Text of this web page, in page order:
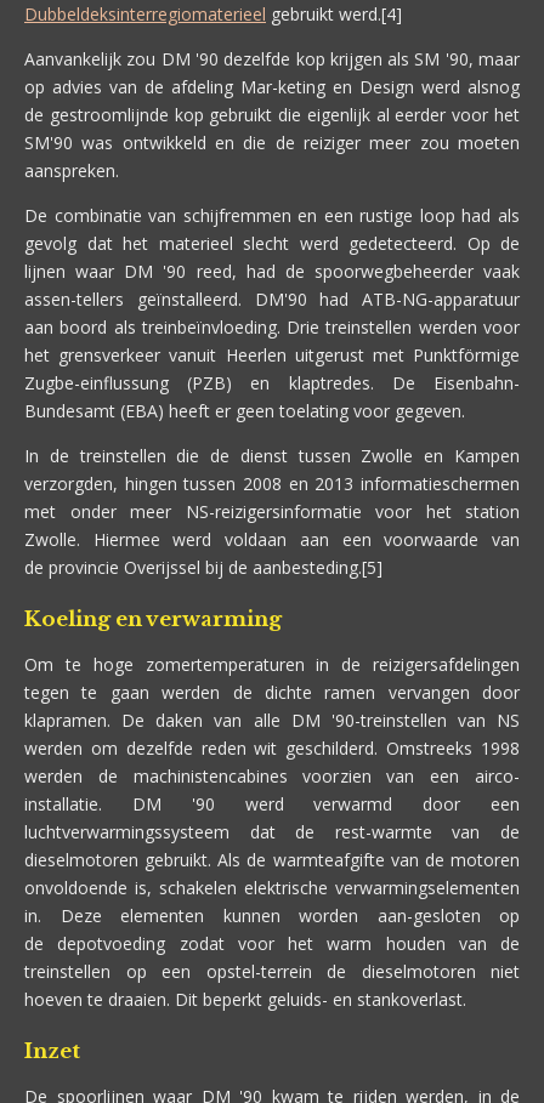
Dubbeldeksinterregiomaterieel gebruikt werd.[4]
Aanvankelijk zou DM '90 dezelfde kop krijgen als SM '90, maar
op advies van de afdeling Mar-keting en Design werd alsnog
de gestroomlijnde kop gebruikt die eigenlijk al eerder voor het
SM'90 was ontwikkeld en die de reiziger meer zou moeten
aanspreken.
De combinatie van schijfremmen en een rustige loop had als
gevolg dat het materieel slecht werd gedetecteerd. Op de
lijnen waar DM '90 reed, had de spoorwegbeheerder vaak
assen-tellers geïnstalleerd. DM'90 had ATB-NG-apparatuur
aan boord als treinbeïnvloeding. Drie treinstellen werden voor
het grensverkeer vanuit Heerlen uitgerust met Punktförmige
Zugbe-einflussung (PZB) en klaptredes. De Eisenbahn-
Bundesamt (EBA) heeft er geen toelating voor gegeven.
In de treinstellen die de dienst tussen Zwolle en Kampen
verzorgden, hingen tussen 2008 en 2013 informatieschermen
met onder meer NS-reizigersinformatie voor het station
Zwolle. Hiermee werd voldaan aan een voorwaarde van
de provincie Overijssel bij de aanbesteding.[5]
Koeling en verwarming
Om te hoge zomertemperaturen in de reizigersafdelingen
tegen te gaan werden de dichte ramen vervangen door
klapramen. De daken van alle DM '90-treinstellen van NS
werden om dezelfde reden wit geschilderd. Omstreeks 1998
werden de machinistencabines voorzien van een airco-
installatie. DM '90 werd verwarmd door een
luchtverwarmingssysteem dat de rest-warmte van de
dieselmotoren gebruikt. Als de warmteafgifte van de motoren
onvoldoende is, schakelen elektrische verwarmingselementen
in. Deze elementen kunnen worden aan-gesloten op
de depotvoeding zodat voor het warm houden van de
treinstellen op een opstel-terrein de dieselmotoren niet
hoeven te draaien. Dit beperkt geluids- en stankoverlast.
Inzet
De spoorlijnen waar DM '90 kwam te rijden werden, in de